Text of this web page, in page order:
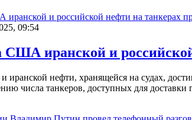
09:54
США иранской и
иранской нефти, хранящейся на судах,
числа танкеров, доступных для